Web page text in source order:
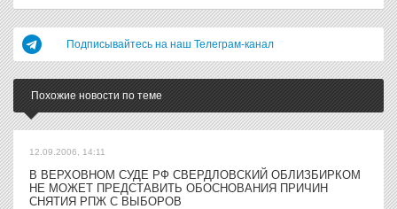
Подписывайтесь на наш Телеграм-канал
Похожие новости по теме
12.09.2006, 14:11
В ВЕРХОВНОМ СУДЕ РФ СВЕРДЛОВСКИЙ ОБЛИЗБИРКОМ
НЕ МОЖЕТ ПРЕДСТАВИТЬ ОБОСНОВАНИЯ ПРИЧИН
СНЯТИЯ РПЖ С ВЫБОРОВ